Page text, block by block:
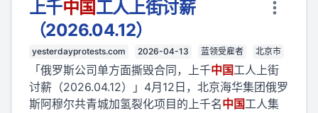
上千中国工人上街讨薪
（2026.04.12）
yesterdayprotests.com 2026-04-13 蓝领受雇者 北京市
「俄罗斯公司单方面撕毁合同，上千中国工人上街
讨薪（2026.04.12）」4月12日，北京海华集团俄罗
斯阿穆尔共青城加氢裂化项目的上千名中国工人集